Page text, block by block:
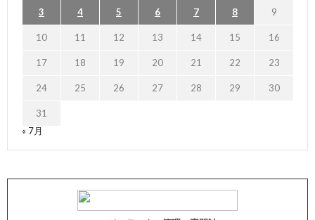
3 4 5 6 7 8 9
10 11 12 13 14 15 16
17 18 19 20 21 22 23
24 25 26 27 28 29 30
31
« 7月